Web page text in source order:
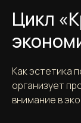
Цикл
Как эстетика
организует
внимание в